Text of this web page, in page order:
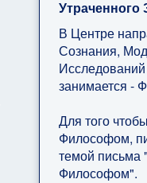
Утраченного
В Центре
Сознания,
занимается -
Для того
Философом,
темой письма
Философом".